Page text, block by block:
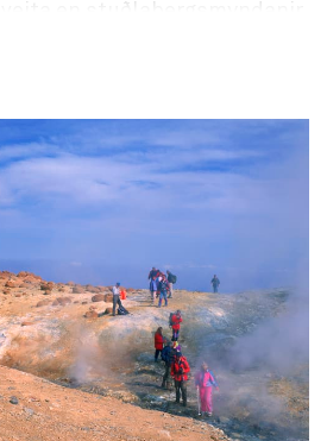
og er þar hægt að
km lengd gönguleiðar,
og upplýsingar um
Við göngu upp að
niður í Öndverðarnes og
við Snæfellsjökul og útsýni
þjóðgarður.
Útnesvegur (nr.
(F575).